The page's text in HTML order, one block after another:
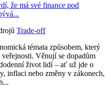
že má své finance pod
Trade-off
témata způsobem, který
Věnují se dopadům
život lidí – ať už jde o
inflaci nebo změny v zákonech,